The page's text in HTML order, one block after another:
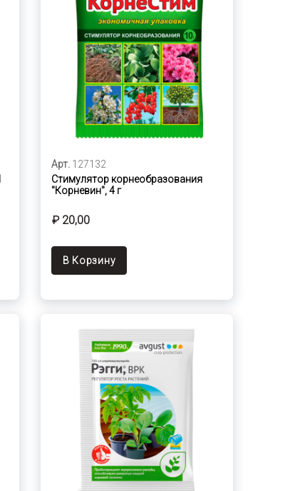
Арт. 127132
Стимулятор корнеобразования
"Корневин", 4 г
₽ 20,00
В Корзину